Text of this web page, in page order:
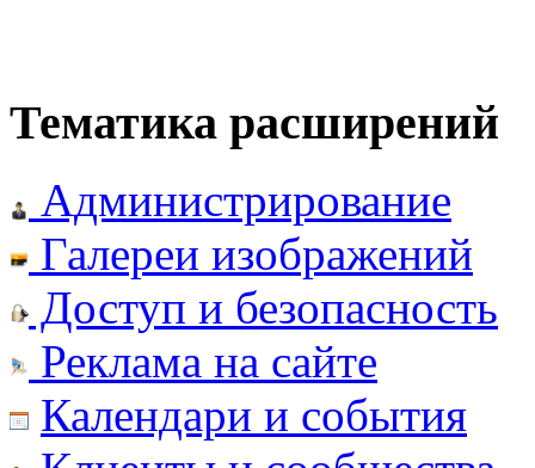
Тематика расширений
Администрирование
Галереи изображений
Доступ и безопасность
Реклама на сайте
Календари и события